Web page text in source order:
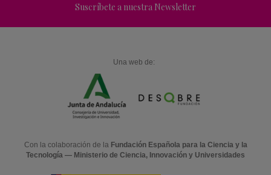
Suscríbete a nuestra Newsletter
Una web de:
Con la colaboración de la Fundación Española para la Ciencia y la
Tecnología — Ministerio de Ciencia, Innovación y Universidades